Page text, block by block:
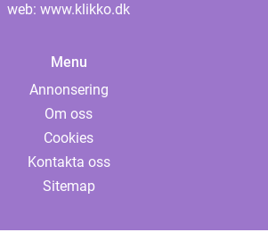
web: www.klikko.dk
Menu
Annonsering
Om oss
Cookies
Kontakta oss
Sitemap